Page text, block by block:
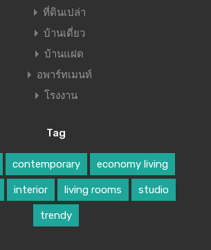
ที่ดินเปล่า
บ้านเดี่ยว
บ้านแฝด
อพาร์ทเมนท์
โรงงาน
Tag
contemporary economy living
interior living rooms studio
trendy